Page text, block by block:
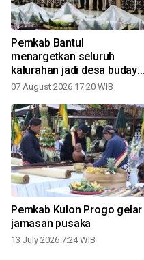
Pemkab Bantul
menargetkan seluruh
kalurahan jadi desa budaya
tahun depan
07 August 2026 17:20 WIB
Pemkab Kulon Progo gelar
jamasan pusaka
13 July 2026 7:24 WIB